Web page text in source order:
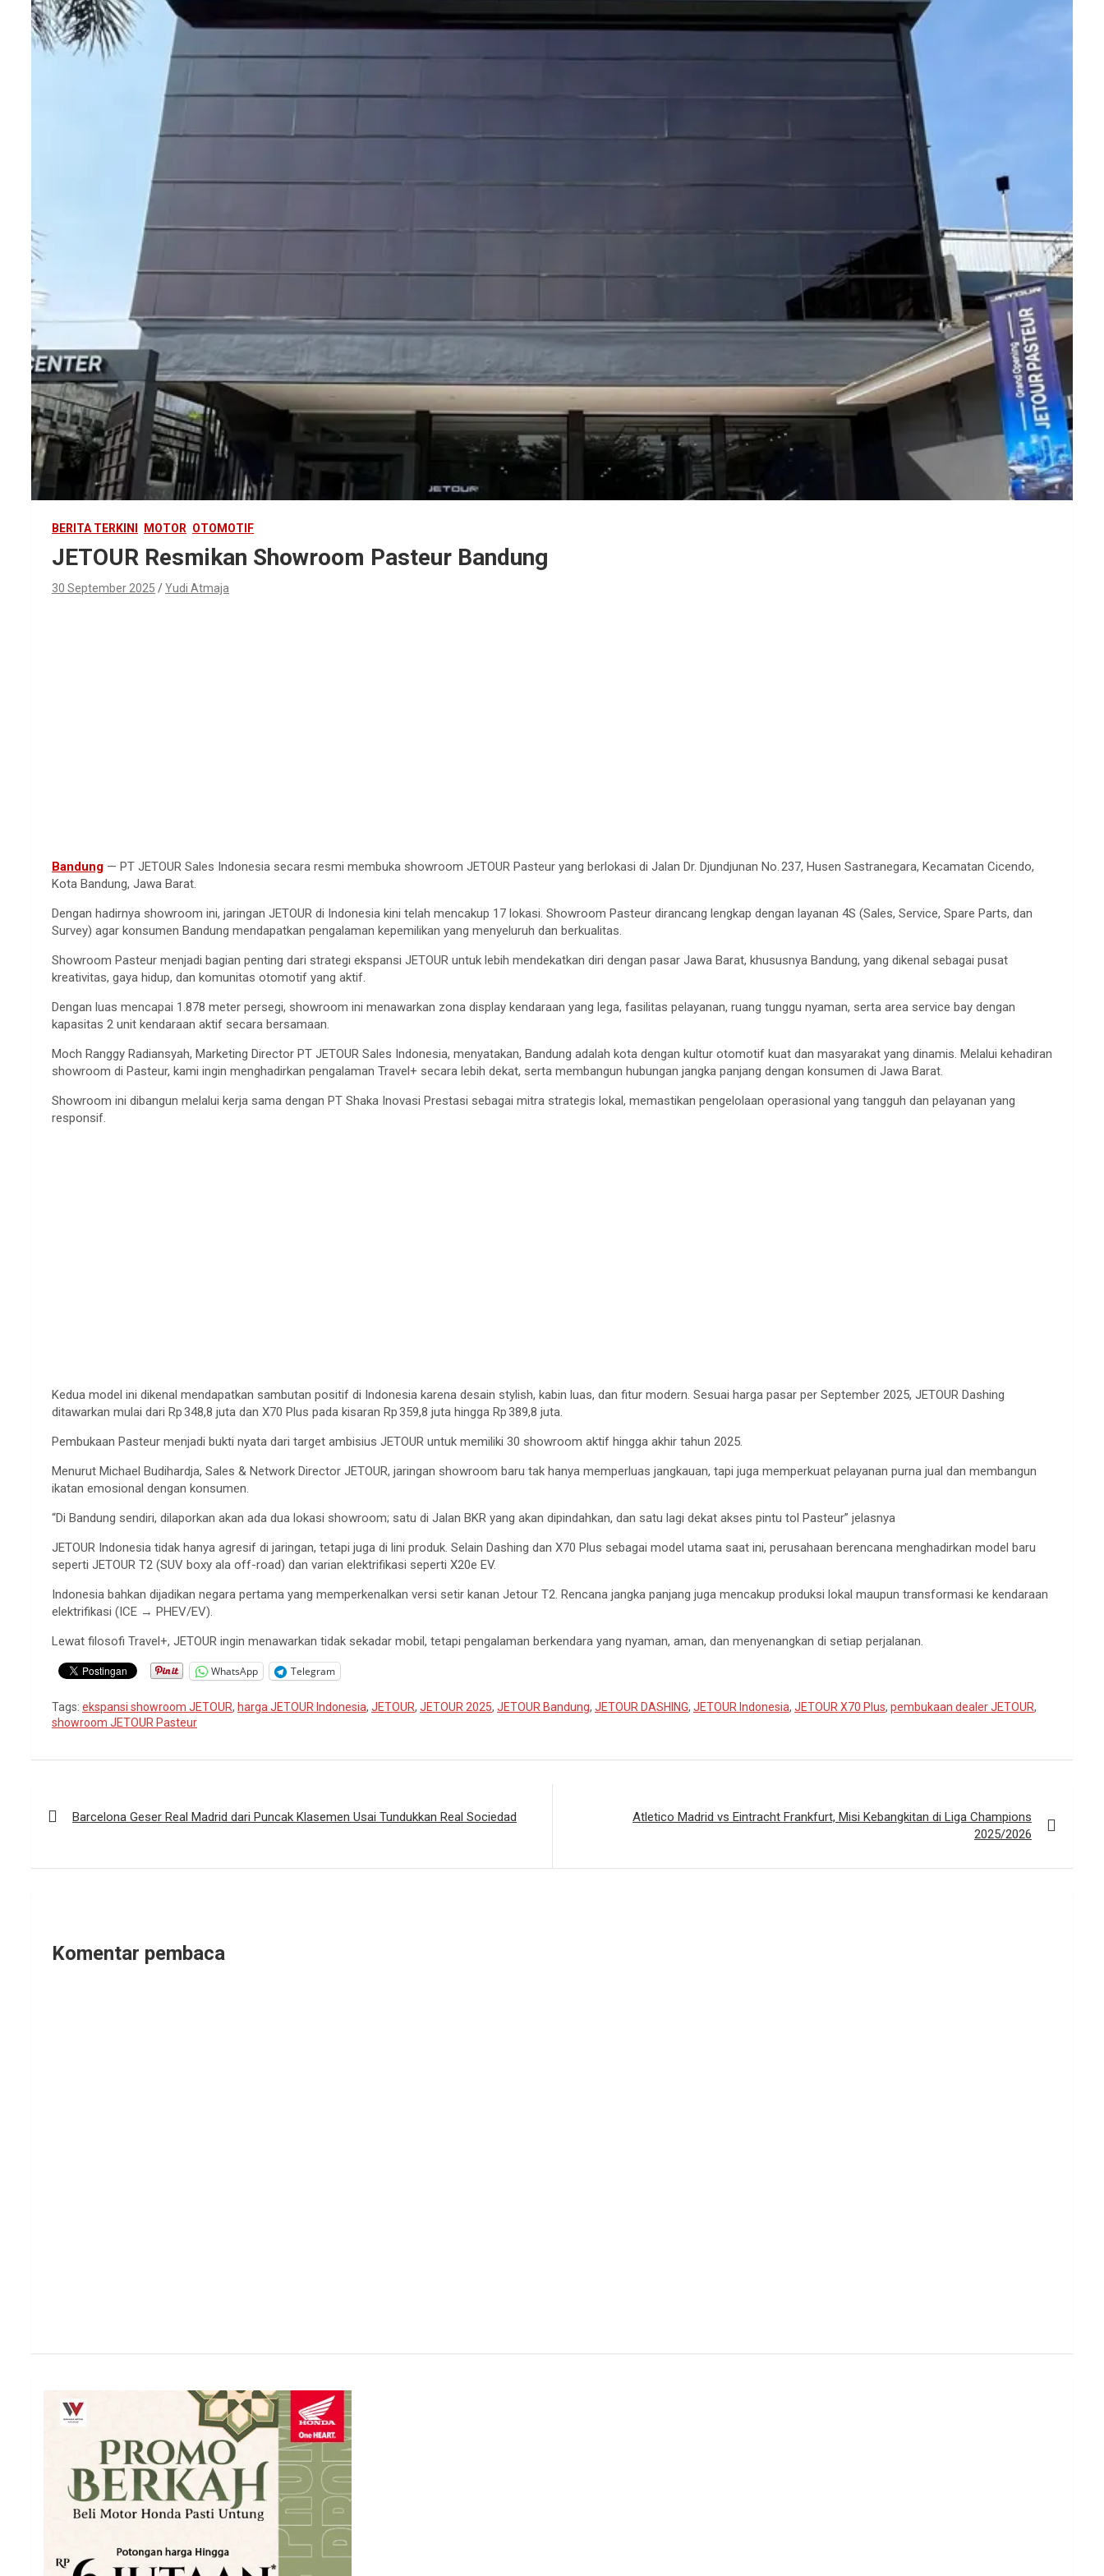
BERITA TERKINI MOTOR OTOMOTIF
JETOUR Resmikan Showroom Pasteur Bandung
30 September 2025 Yudi Atmaja
Bandung — PT JETOUR Sales Indonesia secara resmi membuka showroom JETOUR Pasteur yang berlokasi di Jalan Dr. Djundjunan No. 237, Husen Sastranegara, Kecamatan Cicendo,
Kota Bandung, Jawa Barat.
Dengan hadirnya showroom ini, jaringan JETOUR di Indonesia kini telah mencakup 17 lokasi. Showroom Pasteur dirancang lengkap dengan layanan 4S (Sales, Service, Spare Parts, dan
Survey) agar konsumen Bandung mendapatkan pengalaman kepemilikan yang menyeluruh dan berkualitas.
Showroom Pasteur menjadi bagian penting dari strategi ekspansi JETOUR untuk lebih mendekatkan diri dengan pasar Jawa Barat, khususnya Bandung, yang dikenal sebagai pusat
kreativitas, gaya hidup, dan komunitas otomotif yang aktif.
Dengan luas mencapai 1.878 meter persegi, showroom ini menawarkan zona display kendaraan yang lega, fasilitas pelayanan, ruang tunggu nyaman, serta area service bay dengan
kapasitas 2 unit kendaraan aktif secara bersamaan.
Moch Ranggy Radiansyah, Marketing Director PT JETOUR Sales Indonesia, menyatakan, Bandung adalah kota dengan kultur otomotif kuat dan masyarakat yang dinamis. Melalui kehadiran
showroom di Pasteur, kami ingin menghadirkan pengalaman Travel+ secara lebih dekat, serta membangun hubungan jangka panjang dengan konsumen di Jawa Barat.
Showroom ini dibangun melalui kerja sama dengan PT Shaka Inovasi Prestasi sebagai mitra strategis lokal, memastikan pengelolaan operasional yang tangguh dan pelayanan yang
responsif.
Kedua model ini dikenal mendapatkan sambutan positif di Indonesia karena desain stylish, kabin luas, dan fitur modern. Sesuai harga pasar per September 2025, JETOUR Dashing
ditawarkan mulai dari Rp 348,8 juta dan X70 Plus pada kisaran Rp 359,8 juta hingga Rp 389,8 juta.
Pembukaan Pasteur menjadi bukti nyata dari target ambisius JETOUR untuk memiliki 30 showroom aktif hingga akhir tahun 2025.
Menurut Michael Budihardja, Sales & Network Director JETOUR, jaringan showroom baru tak hanya memperluas jangkauan, tapi juga memperkuat pelayanan purna jual dan membangun
ikatan emosional dengan konsumen.
“Di Bandung sendiri, dilaporkan akan ada dua lokasi showroom; satu di Jalan BKR yang akan dipindahkan, dan satu lagi dekat akses pintu tol Pasteur” jelasnya
JETOUR Indonesia tidak hanya agresif di jaringan, tetapi juga di lini produk. Selain Dashing dan X70 Plus sebagai model utama saat ini, perusahaan berencana menghadirkan model baru
seperti JETOUR T2 (SUV boxy ala off-road) dan varian elektrifikasi seperti X20e EV.
Indonesia bahkan dijadikan negara pertama yang memperkenalkan versi setir kanan Jetour T2. Rencana jangka panjang juga mencakup produksi lokal maupun transformasi ke kendaraan
elektrifikasi (ICE → PHEV/EV).
Lewat filosofi Travel+, JETOUR ingin menawarkan tidak sekadar mobil, tetapi pengalaman berkendara yang nyaman, aman, dan menyenangkan di setiap perjalanan.
WhatsApp Telegram
Tags: ekspansi showroom JETOUR, harga JETOUR Indonesia, JETOUR, JETOUR 2025, JETOUR Bandung, JETOUR DASHING, JETOUR Indonesia, JETOUR X70 Plus, pembukaan dealer JETOUR,
showroom JETOUR Pasteur
pos
Barcelona Geser Real Madrid dari Puncak Klasemen Usai Tundukkan Real Sociedad
Atletico Madrid vs Eintracht Frankfurt, Misi Kebangkitan di Liga Champions
2025/2026
Komentar pembaca